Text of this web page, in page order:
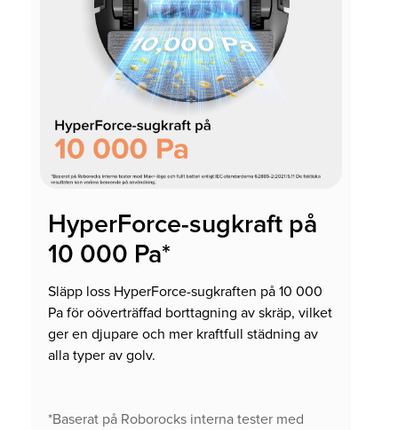
HyperForce-sugkraft på
10 000 Pa*
Släpp loss HyperForce-sugkraften på 10 000
Pa för oöverträffad borttagning av skräp, vilket
ger en djupare och mer kraftfull städning av
alla typer av golv.
*Baserat på Roborocks interna tester med